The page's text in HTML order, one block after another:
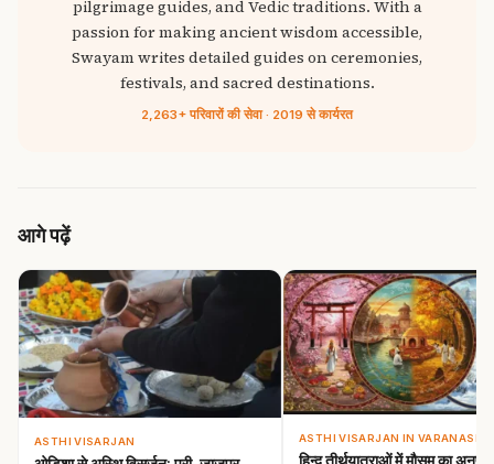
pilgrimage guides, and Vedic traditions. With a
passion for making ancient wisdom accessible,
Swayam writes detailed guides on ceremonies,
festivals, and sacred destinations.
2,263+ परिवारों की सेवा · 2019 से कार्यरत
आगे पढ़ें
ASTHI VISARJAN ASTHI VISARJAN IN VARANASI
हिन्दू तीर्थयात्राओं में मौसम का